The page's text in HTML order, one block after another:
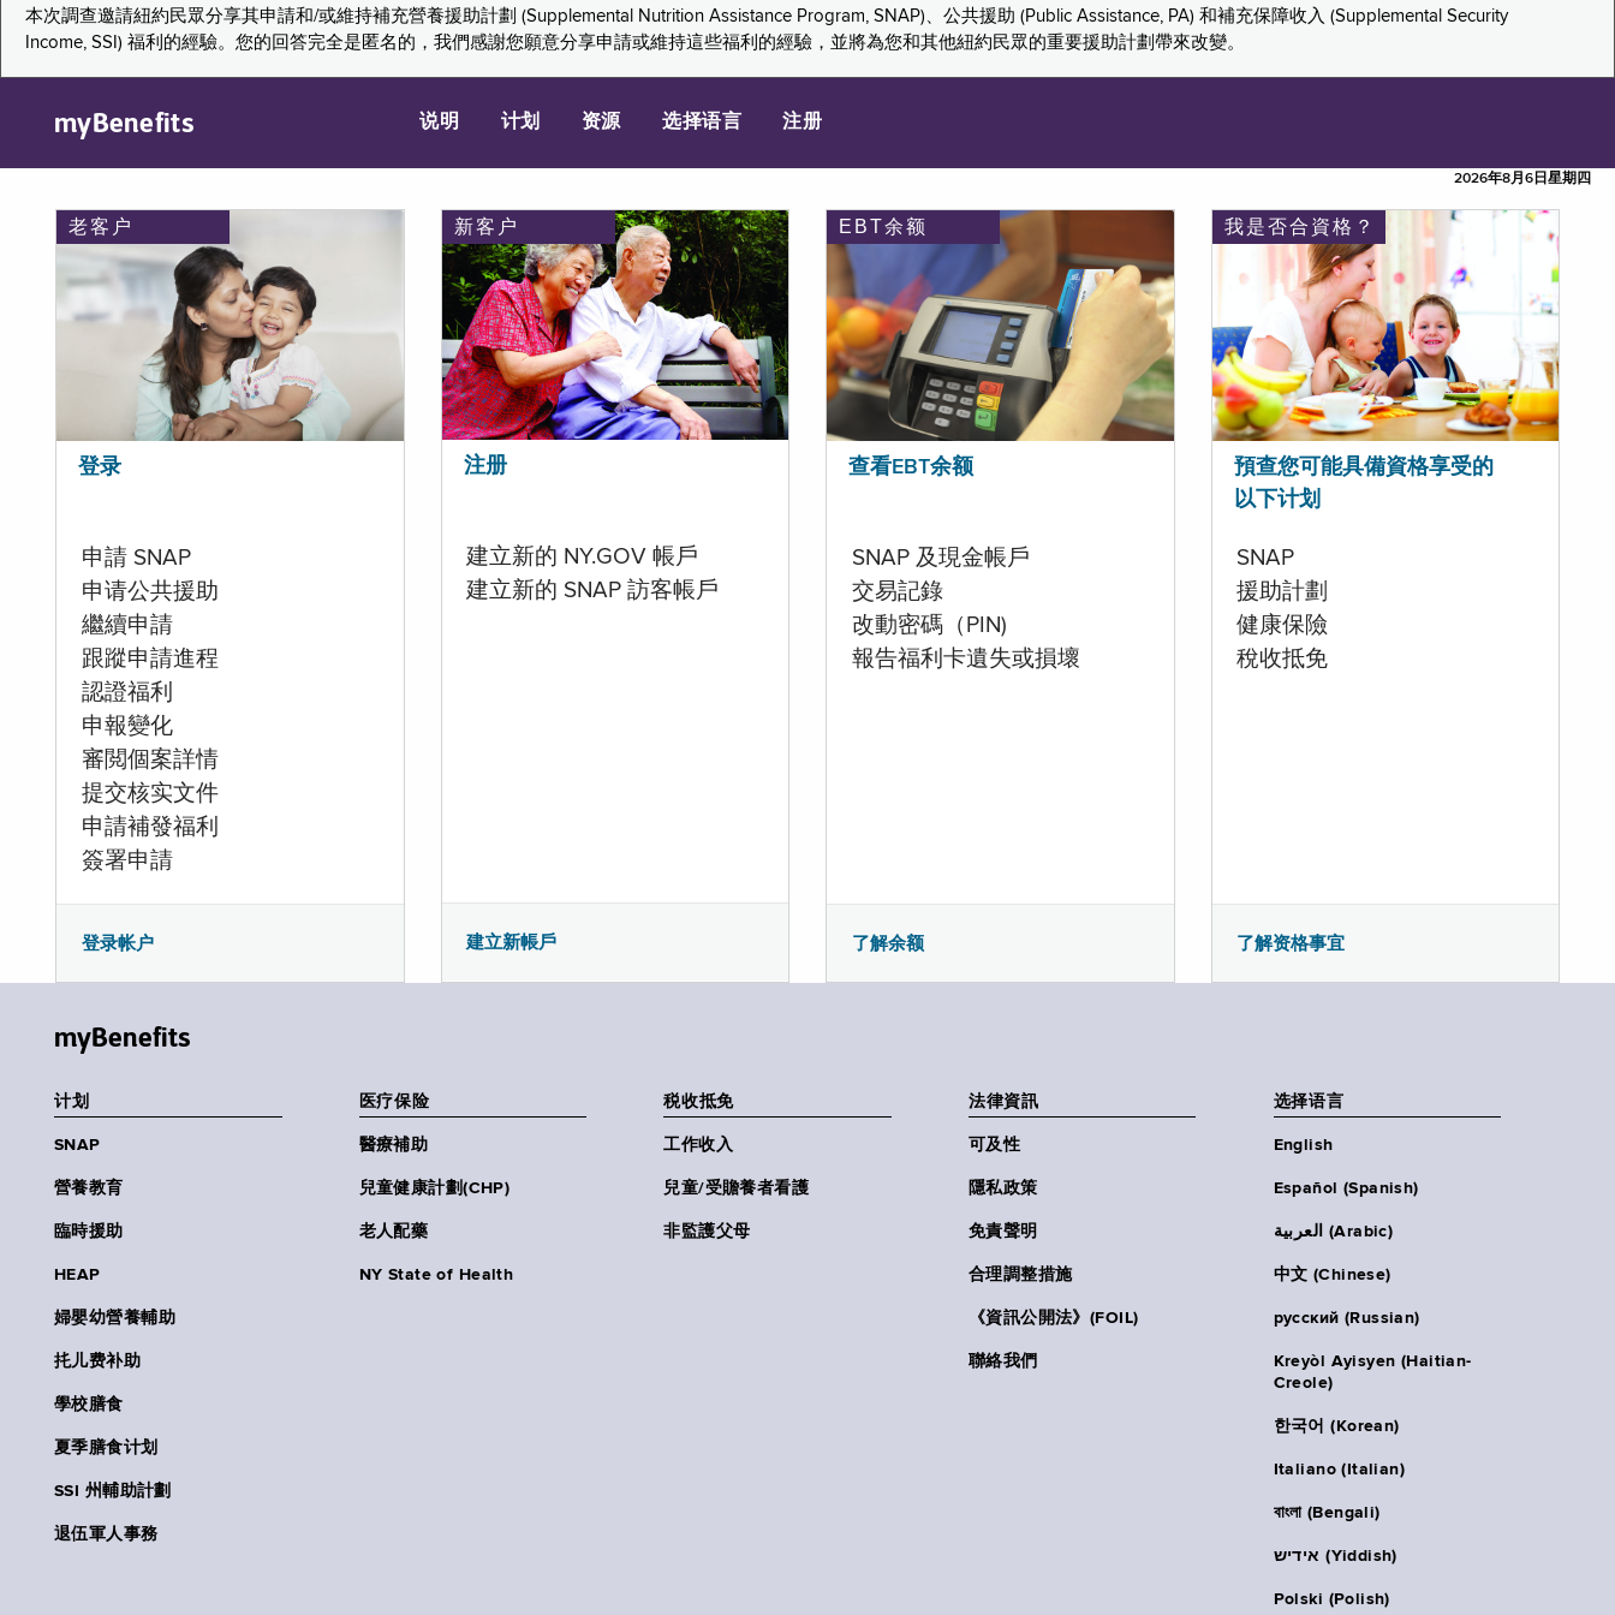
本次調查邀請紐約民眾分享其申請和/或維持補充營養援助計劃 (Supplemental Nutrition Assistance Program, SNAP)、公共援助 (Public Assistance, PA) 和補充保障收入 (Supplemental Security
Income, SSI) 福利的經驗。您的回答完全是匿名的，我們感謝您願意分享申請或維持這些福利的經驗，並將為您和其他紐約民眾的重要援助計劃帶來改變。
myBenefits 说明 计划 资源 选择语言 注册
2026年8月6日星期四
老客户
登录
申請 SNAP
申请公共援助
繼續申請
跟蹤申請進程
認證福利
申報變化
審閲個案詳情
提交核实文件
申請補發福利
簽署申請
登录帐户
新客户
注册
建立新的 NY.GOV 帳戶
建立新的 SNAP 訪客帳戶
建立新帳戶
EBT余额
查看EBT余额
SNAP 及現金帳戶
交易記錄
改動密碼（PIN)
報告福利卡遺失或損壞
了解余额
我是否合資格？
預查您可能具備資格享受的
以下计划
SNAP
援助計劃
健康保險
稅收抵免
了解资格事宜
myBenefits
计划
SNAP
營養教育
臨時援助
HEAP
婦嬰幼營養輔助
扥儿费补助
學校膳食
夏季膳食计划
SSI 州輔助計劃
退伍軍人事務
医疗保险
醫療補助
兒童健康計劃(CHP)
老人配藥
NY State of Health
税收抵免
工作收入
兒童/受贍養者看護
非監護父母
法律資訊
可及性
隱私政策
免責聲明
合理調整措施
《資訊公開法》(FOIL)
聯絡我們
选择语言
English
Español (Spanish)
العربية (Arabic)
中文 (Chinese)
русский (Russian)
Kreyòl Ayisyen (Haitian-
Creole)
한국어 (Korean)
Italiano (Italian)
বাংলা (Bengali)
אידיש (Yiddish)
Polski (Polish)